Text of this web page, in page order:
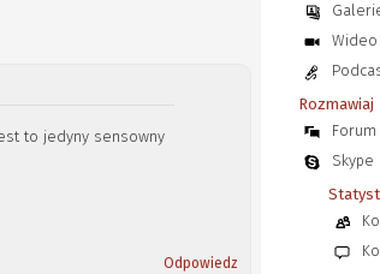
to jedyny sensowny
Odpowiedz
Wideo
Rozmawiaj
Forum
Skype